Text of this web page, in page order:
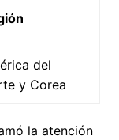
del
y Corea
la atención